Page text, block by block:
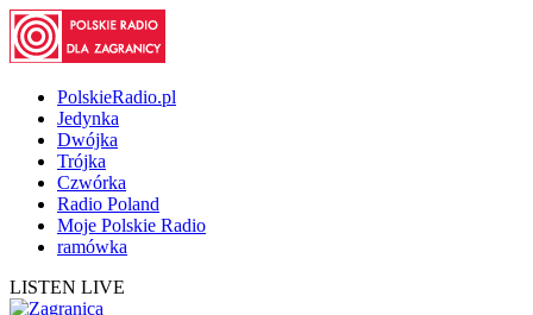
PolskieRadio.pl
Jedynka
Dwójka
Trójka
Czwórka
Radio Poland
Moje Polskie Radio
ramówka
LISTEN LIVE